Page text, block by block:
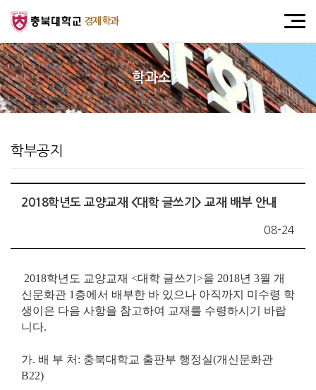
경제학과
학과소개
학부공지
2018학년도 교양교재 <대학 글쓰기> 교재 배부 안내
08-24
2018학년도 교양교재 <대학 글쓰기 >을 2018년 3월 개
신문화관 1 층에서 배부한 바 있으나 아직까지 미수령 학
생이은 다음 사항을 참고하여 교재를 수령하시기 바랍
니다.
가. 배 부 처 : 충북대학교 출판부 행정실(개신문화관
B22)